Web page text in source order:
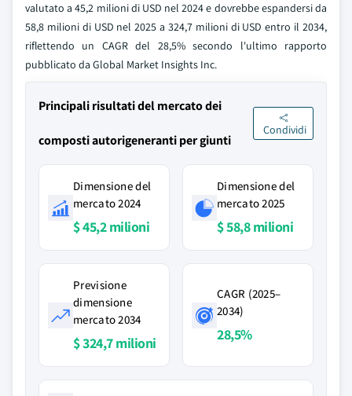
valutato a 45,2 milioni di USD nel 2024 e dovrebbe espandersi da
58,8 milioni di USD nel 2025 a 324,7 milioni di USD entro il 2034,
riflettendo un CAGR del 28,5% secondo l'ultimo rapporto
pubblicato da Global Market Insights Inc.
Principali risultati del mercato dei
composti autorigeneranti per giunti
Condividi
Dimensione del
mercato 2024
$ 45,2 milioni
Dimensione del
mercato 2025
$ 58,8 milioni
Previsione
dimensione
mercato 2034
$ 324,7 milioni
CAGR (2025–
2034)
28,5%